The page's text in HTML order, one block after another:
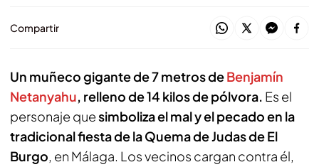
Compartir
Un muñeco gigante de 7 metros deBenjamín
Netanyahu, relleno de 14 kilos de pólvora. Es el
personaje quesimboliza el mal y el pecado en la
tradicional fiesta de la Quema de Judas de El
Burgo, en Málaga. Los vecinos cargan contra él,